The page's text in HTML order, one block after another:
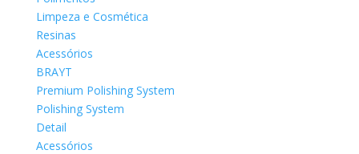
Limpeza e Cosmética
Resinas
Acessórios
BRAYT
Premium Polishing System
Polishing System
Detail
Acessórios